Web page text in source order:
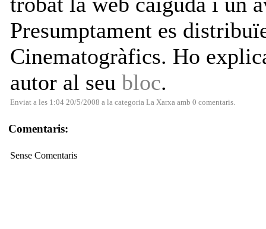
Presumptament es
Cinematogràfics. Ho
autor al seu bloc.
Enviat a les 1:04 20/5/2008 a la categoria La Xarxa amb 0 comentaris.
Comentaris:
Sense Comentaris